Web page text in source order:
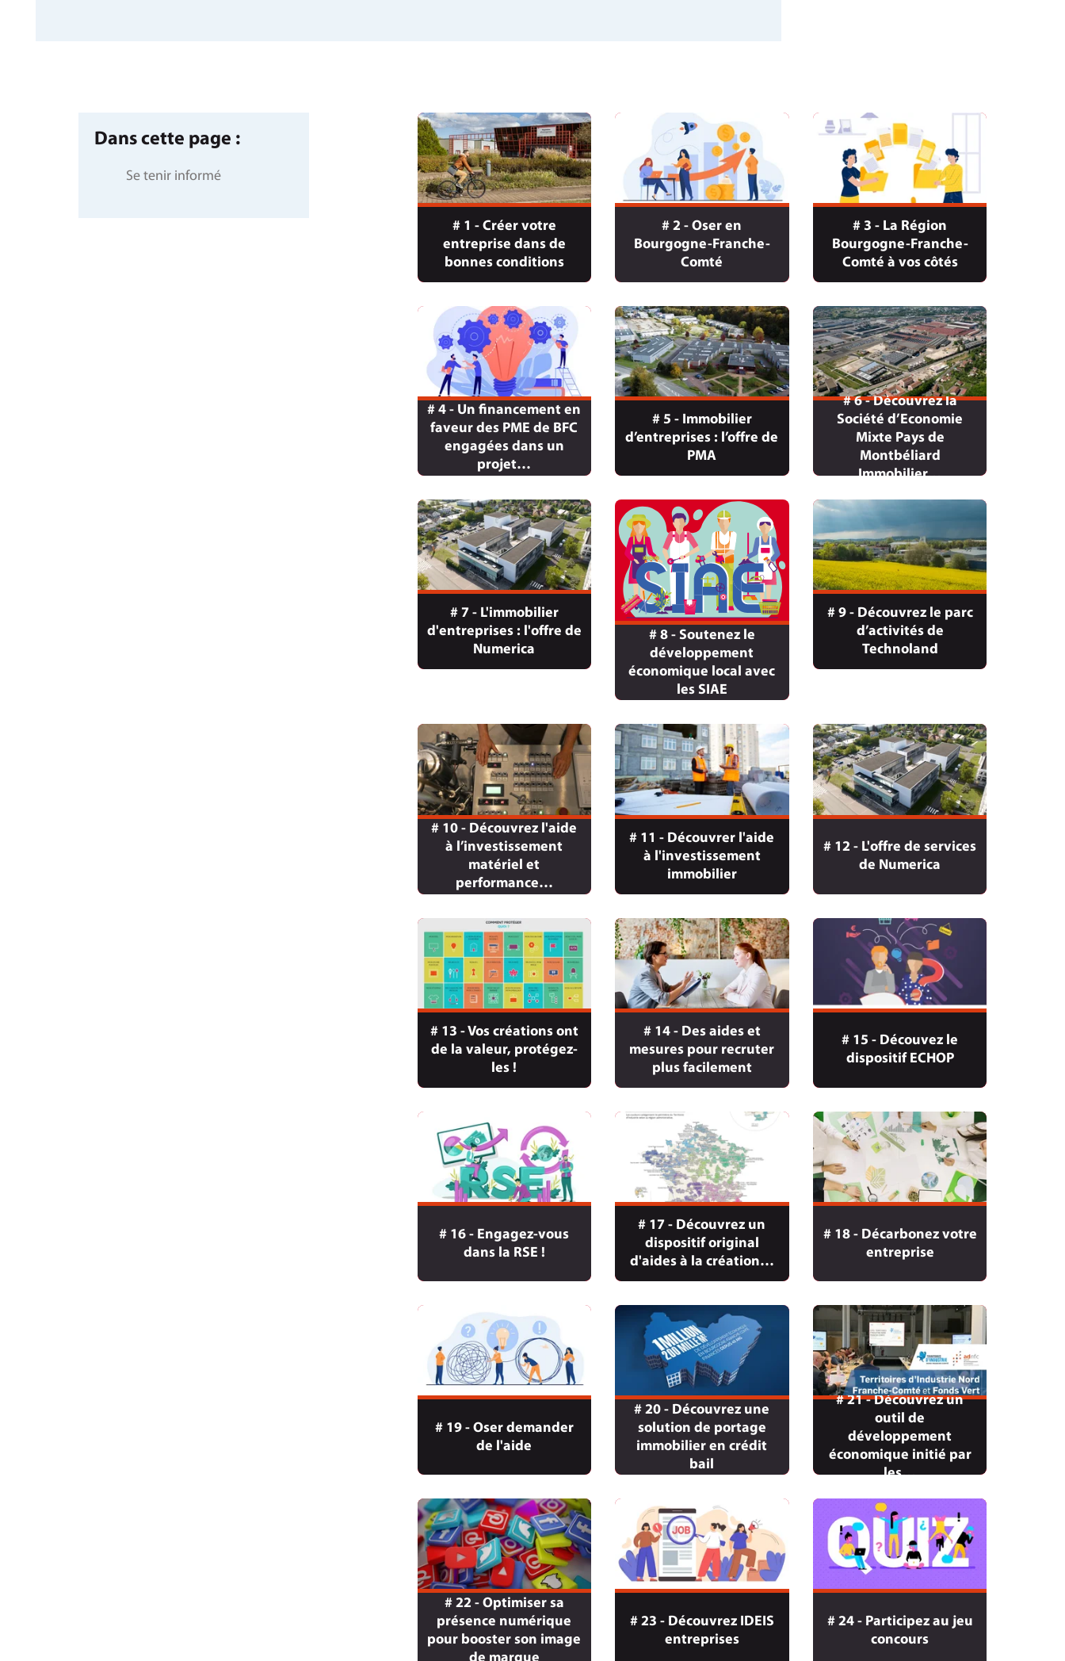
# 1 - Créer votre
entreprise dans de
bonnes conditions
# 2 - Oser en
Bourgogne-Franche-
Comté
# 3 - La Région
Bourgogne-Franche-
Comté à vos côtés
# 4 - Un financement en
faveur des PME de BFC
engagées dans un
projet…
# 5 - Immobilier
d’entreprises : l’offre de
PMA
# 6 - Découvrez la
Société d’Economie
Mixte Pays de
Montbéliard
Immobilier…
# 7 - L'immobilier
d'entreprises : l'offre de
Numerica
# 8 - Soutenez le
développement
économique local avec
les SIAE
# 9 - Découvrez le parc
d’activités de
Technoland
# 10 - Découvrez l'aide
à l’investissement
matériel et
performance…
# 11 - Découvrer l'aide
à l'investissement
immobilier
# 12 - L'offre de services
de Numerica
# 13 - Vos créations ont
de la valeur, protégez-
les !
# 14 - Des aides et
mesures pour recruter
plus facilement
# 15 - Découvez le
dispositif ECHOP
# 16 - Engagez-vous
dans la RSE !
# 17 - Découvrez un
dispositif original
d'aides à la création…
# 18 - Décarbonez votre
entreprise
# 19 - Oser demander
de l'aide
# 20 - Découvrez une
solution de portage
immobilier en crédit
bail
# 21 - Découvrez un
outil de
développement
économique initié par
les…
# 22 - Optimiser sa
présence numérique
pour booster son image
# 23 - Découvrez IDEIS
entreprises
# 24 - Participez au jeu
concours
Dans cette page :
Se tenir informé